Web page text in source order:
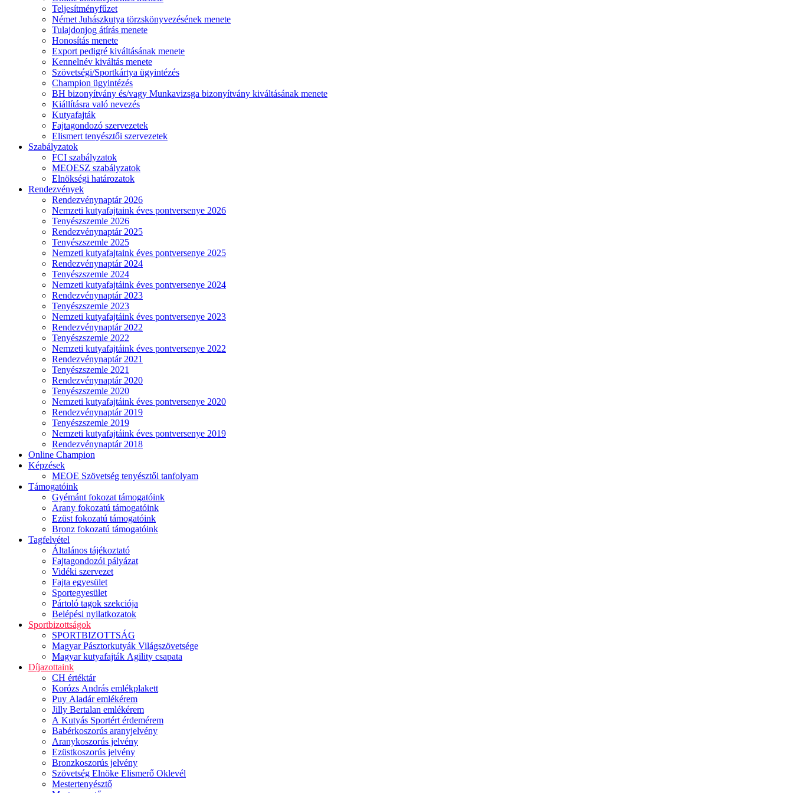
Teljesítményfűzet
Német Juhászkutya törzskönyvezésének menete
Tulajdonjog átírás menete
Honosítás menete
Export pedigré kiváltásának menete
Kennelnév kiváltás menete
Szövetségi/Sportkártya ügyintézés
Champion ügyintézés
BH bizonyítvány és/vagy Munkavizsga bizonyítvány kiváltásának menete
Kiállításra való nevezés
Kutyafajták
Fajtagondozó szervezetek
Elismert tenyésztői szervezetek
Szabályzatok
FCI szabályzatok
MEOESZ szabályzatok
Elnökségi határozatok
Rendezvények
Rendezvénynaptár 2026
Nemzeti kutyafajtaink éves pontversenye 2026
Tenyészszemle 2026
Rendezvénynaptár 2025
Tenyészszemle 2025
Nemzeti kutyafajtaink éves pontversenye 2025
Rendezvénynaptár 2024
Tenyészszemle 2024
Nemzeti kutyafajtáink éves pontversenye 2024
Rendezvénynaptár 2023
Tenyészszemle 2023
Nemzeti kutyafajtáink éves pontversenye 2023
Rendezvénynaptár 2022
Tenyészszemle 2022
Nemzeti kutyafajtáink éves pontversenye 2022
Rendezvénynaptár 2021
Tenyészszemle 2021
Rendezvénynaptár 2020
Tenyészszemle 2020
Nemzeti kutyafajtáink éves pontversenye 2020
Rendezvénynaptár 2019
Tenyészszemle 2019
Nemzeti kutyafajtáink éves pontversenye 2019
Rendezvénynaptár 2018
Online Champion
Képzések
MEOE Szövetség tenyésztői tanfolyam
Támogatóink
Gyémánt fokozat támogatóink
Arany fokozatú támogatóink
Ezüst fokozatú támogatóink
Bronz fokozatú támogatóink
Tagfelvétel
Általános tájékoztató
Fajtagondozói pályázat
Vidéki szervezet
Fajta egyesület
Sportegyesület
Pártoló tagok szekciója
Belépési nyilatkozatok
Sportbizottságok
SPORTBIZOTTSÁG
Magyar Pásztorkutyák Világszövetsége
Magyar kutyafajták Agility csapata
Díjazottaink
CH értéktár
Korózs András emlékplakett
Puy Aladár emlékérem
Jilly Bertalan emlékérem
A Kutyás Sportért érdemérem
Babérkoszorús aranyjelvény
Aranykoszorús jelvény
Ezüstkoszorús jelvény
Bronzkoszorús jelvény
Szövetség Elnöke Elismerő Oklevél
Mestertenyésztő